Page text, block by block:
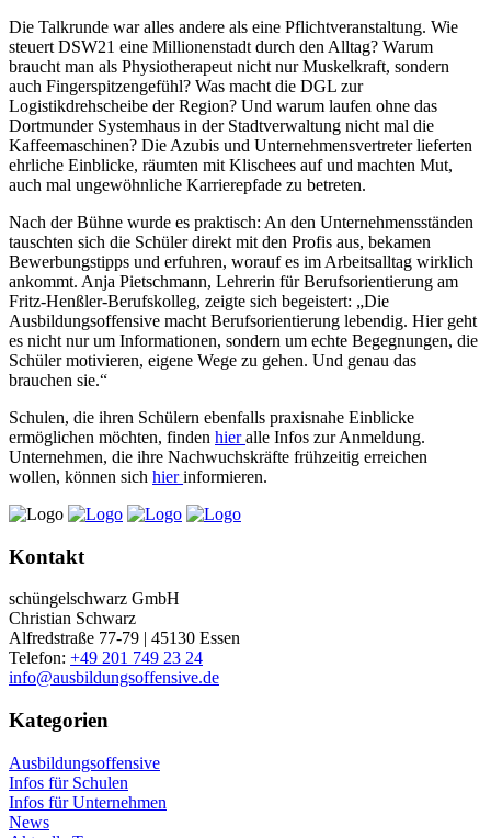
Die Talkrunde war alles andere als eine Pflichtveranstaltung. Wie
steuert DSW21 eine Millionenstadt durch den Alltag? Warum
braucht man als Physiotherapeut nicht nur Muskelkraft, sondern
auch Fingerspitzengefühl? Was macht die DGL zur
Logistikdrehscheibe der Region? Und warum laufen ohne das
Dortmunder Systemhaus in der Stadtverwaltung nicht mal die
Kaffeemaschinen? Die Azubis und Unternehmensvertreter lieferten
ehrliche Einblicke, räumten mit Klischees auf und machten Mut,
auch mal ungewöhnliche Karrierepfade zu betreten.
Nach der Bühne wurde es praktisch: An den Unternehmensständen
tauschten sich die Schüler direkt mit den Profis aus, bekamen
Bewerbungstipps und erfuhren, worauf es im Arbeitsalltag wirklich
ankommt. Anja Pietschmann, Lehrerin für Berufsorientierung am
Fritz-Henßler-Berufskolleg, zeigte sich begeistert: „Die
Ausbildungsoffensive macht Berufsorientierung lebendig. Hier geht
es nicht nur um Informationen, sondern um echte Begegnungen, die
Schüler motivieren, eigene Wege zu gehen. Und genau das
brauchen sie.“
Schulen, die ihren Schülern ebenfalls praxisnahe Einblicke
ermöglichen möchten, finden hieralle Infos zur Anmeldung.
Unternehmen, die ihre Nachwuchskräfte frühzeitig erreichen
wollen, können sich hierinformieren.
Kontakt
schüngelschwarz GmbH
Christian Schwarz
Alfredstraße 77-79 | 45130 Essen
Telefon: +49 201 749 23 24
info@ausbildungsoffensive.de
Kategorien
Ausbildungsoffensive
Infos für Schulen
Infos für Unternehmen
News